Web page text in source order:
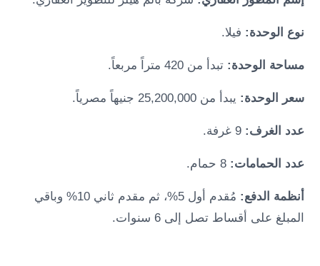
نوع الوحدة: فيلا.
مساحة الوحدة:تبدأ من 420 متراً مربعاً.
سعر الوحدة: يبدأ من 25,200,000 جنيهاً مصرياً.
عدد الغرف: 9 غرفة.
عدد الحمامات: 8 حمام.
أنظمة الدفع:
مُقدم أول 5%، ثم مقدم ثاني 10% وباقي
المبلغ على أقساط تصل إلى 6 سنوات.